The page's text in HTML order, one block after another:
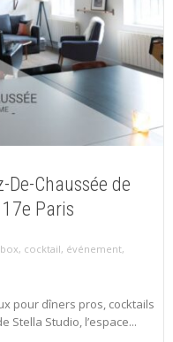
Chaussée de
Paris
, cocktail, événement,
pour dîners pros, cocktails
Stella Studio, l’espace...